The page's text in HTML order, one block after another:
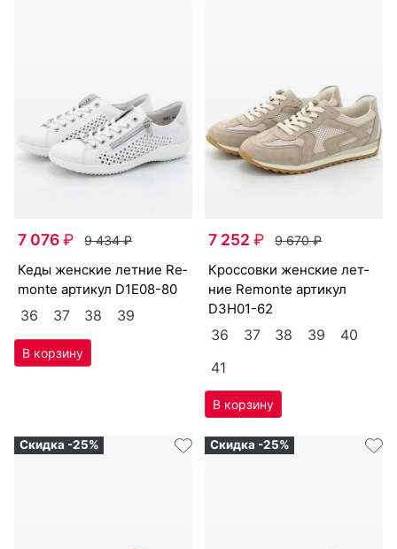
7 076₽ 9 434₽
ке­ды женс­кие лет­ние Re­
mon­te артикул D1E08-80
36 37 38 39
7 252₽ 9 670₽
крос­совки женс­кие лет­
ние Re­mon­te артикул
D3H01-62
36 37 38 39
40
41
Скидка -25% Скидка -25%